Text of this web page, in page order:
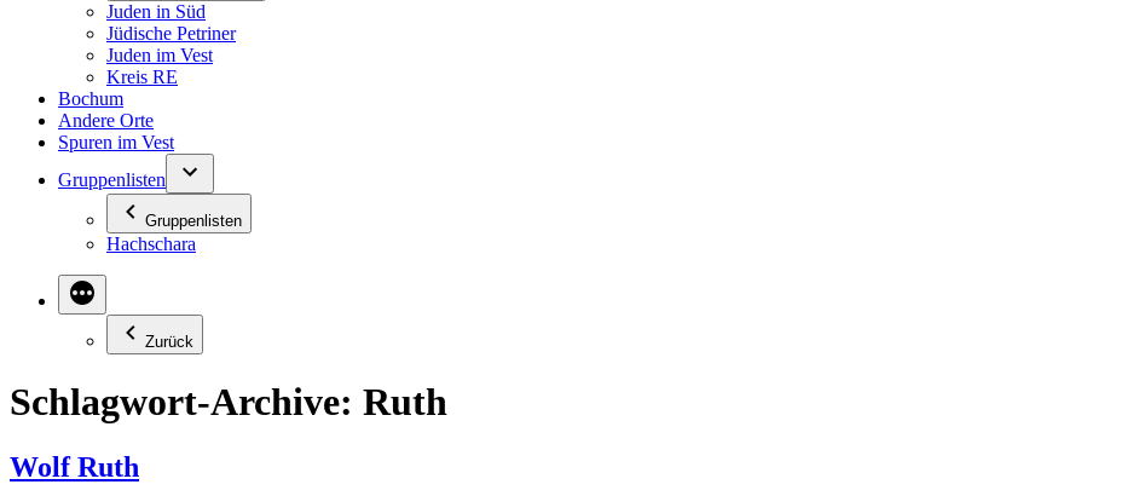
Juden in Süd
Jüdische Petriner
Juden im Vest
Kreis RE
Bochum
Andere Orte
Spuren im Vest
Gruppenlisten
Gruppenlisten
Hachschara
Zurück
Schlagwort-Archive: Ruth
Wolf Ruth